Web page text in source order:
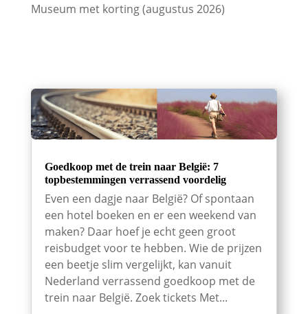
Museum met korting (augustus 2026)
Goedkoop met de trein naar België: 7
topbestemmingen verrassend voordelig
Even een dagje naar België? Of spontaan
een hotel boeken en er een weekend van
maken? Daar hoef je echt geen groot
reisbudget voor te hebben. Wie de prijzen
een beetje slim vergelijkt, kan vanuit
Nederland verrassend goedkoop met de
trein naar België. Zoek tickets Met...